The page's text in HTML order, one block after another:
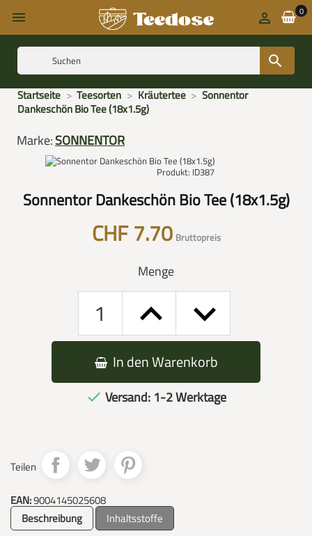
 0


Startseite Teesorten Kräutertee
Sonnentor
Dankeschön Bio Tee (18x1.5g)
Marke:SONNENTOR
Produkt: ID387
Sonnentor Dankeschön Bio Tee (18x1.5g)
CHF 7.70 Bruttopreis
Menge
In den Warenkorb
 Versand: 1-2 Werktage
Teilen
EAN:9004145025608
Beschreibung
Inhaltsstoffe